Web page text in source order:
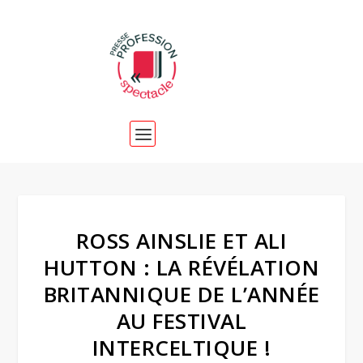
ROSS AINSLIE ET ALI
HUTTON : LA RÉVÉLATION
BRITANNIQUE DE L’ANNÉE
AU FESTIVAL
INTERCELTIQUE !